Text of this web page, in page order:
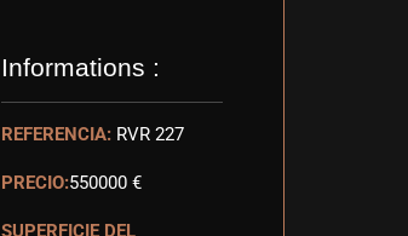
Informations :
REFERENCIA: RVR 227
PRECIO:550000 €
SUPERFICIE DEL